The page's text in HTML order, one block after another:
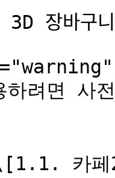
하려면 사
카페